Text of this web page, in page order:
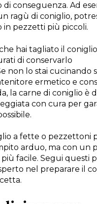
conseguenza. Ad
ragù di coniglio,
in pezzetti più piccoli.
hai tagliato il
di conservarlo
non lo stai cucinando
ermetico e
la carne di coniglio è
con cura per
a fette o pezzettoni
arduo, ma con un
facile. Segui questi
nel preparare il